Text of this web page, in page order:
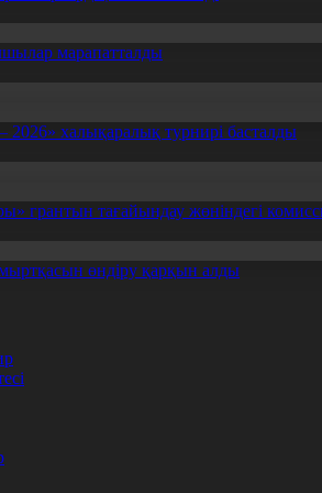
марапатталды
халықаралық турнирі басталды
грантын тағайындау жөніндегі
өндіру қарқын алды